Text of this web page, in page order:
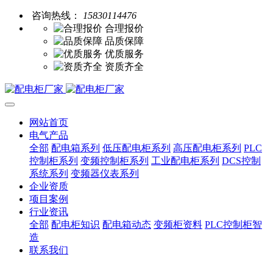
咨询热线：
15830114476
合理报价
品质保障
优质服务
资质齐全
网站首页
电气产品
全部 配电箱系列 低压配电柜系列 高压配电柜系列 PLC
控制柜系列 变频控制柜系列 工业配电柜系列 DCS控制
系统系列 变频器仪表系列
企业资质
项目案例
行业资讯
全部 配电柜知识 配电箱动态 变频柜资料 PLC控制柜智
造
联系我们